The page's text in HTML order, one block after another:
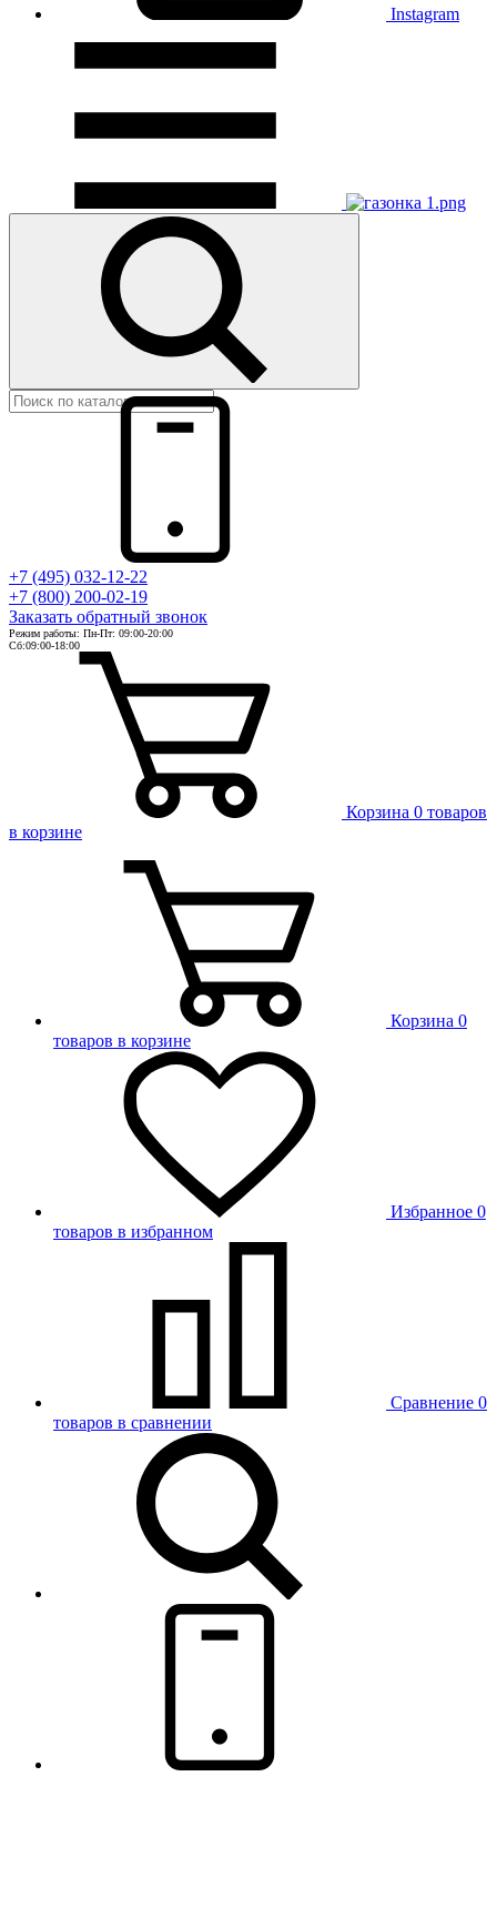
Instagram
+7 (495) 032-12-22
+7 (800) 200-02-19
Заказать обратный звонок
Режим работы: Пн-Пт: 09:00-20:00
Сб:09:00-18:00
Корзина 0 товаров
в корзине
Корзина 0
товаров в корзине
Избранное 0
товаров в избранном
Сравнение 0
товаров в сравнении